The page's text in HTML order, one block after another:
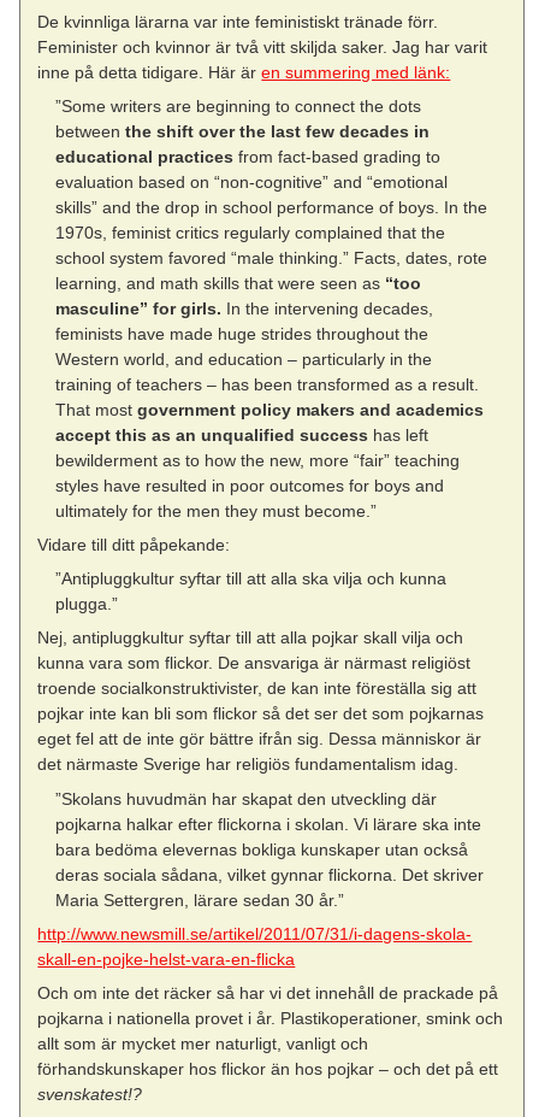
De kvinnliga lärarna var inte feministiskt tränade förr.
Feminister och kvinnor är två vitt skiljda saker. Jag har varit
inne på detta tidigare. Här ären summering med länk:
”Some writers are beginning to connect the dots
between the shift over the last few decades in
educational practices from fact-based grading to
evaluation based on “non-cognitive” and “emotional
skills” and the drop in school performance of boys. In the
1970s, feminist critics regularly complained that the
school system favored “male thinking.” Facts, dates, rote
learning, and math skills that were seen as “too
masculine” for girls. In the intervening decades,
feminists have made huge strides throughout the
Western world, and education – particularly in the
training of teachers – has been transformed as a result.
That most government policy makers and academics
accept this as an unqualified success has left
bewilderment as to how the new, more “fair” teaching
styles have resulted in poor outcomes for boys and
ultimately for the men they must become.”
Vidare till ditt påpekande:
”Antipluggkultur syftar till att alla ska vilja och kunna
plugga.”
Nej, antipluggkultur syftar till att alla pojkar skall vilja och
kunna vara som flickor. De ansvariga är närmast religiöst
troende socialkonstruktivister, de kan inte föreställa sig att
pojkar inte kan bli som flickor så det ser det som pojkarnas
eget fel att de inte gör bättre ifrån sig. Dessa människor är
det närmaste Sverige har religiös fundamentalism idag.
”Skolans huvudmän har skapat den utveckling där
pojkarna halkar efter flickorna i skolan. Vi lärare ska inte
bara bedöma elevernas bokliga kunskaper utan också
deras sociala sådana, vilket gynnar flickorna. Det skriver
Maria Settergren, lärare sedan 30 år.”
http://www.newsmill.se/artikel/2011/07/31/i-dagens-skola-
skall-en-pojke-helst-vara-en-flicka
Och om inte det räcker så har vi det innehåll de prackade på
pojkarna i nationella provet i år. Plastikoperationer, smink och
allt som är mycket mer naturligt, vanligt och
förhandskunskaper hos flickor än hos pojkar – och det på ett
svenskatest!?